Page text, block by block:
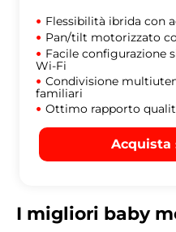
Flessibilità ibrida con
Pan/tilt motorizzato
Facile configurazione
Wi-Fi
Condivisione
familiari
Ottimo rapporto
Acquista
I migliori baby